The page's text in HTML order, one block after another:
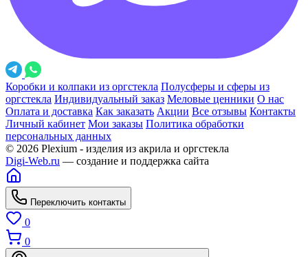
Коробки и колпаки из оргстекла Полусферы и сферы из
оргстекла Индивидуальный заказ Меловые ценники О нас
Оплата и доставка Как заказать Акции Все отзывы Контакты
Личный кабинет Мои заказы Политика обработки
персональных данных
© 2026 Plexium - изделия из акрила и оргстекла
Digi-Web.ru — создание и поддержка сайта
Переключить контакты
0
0